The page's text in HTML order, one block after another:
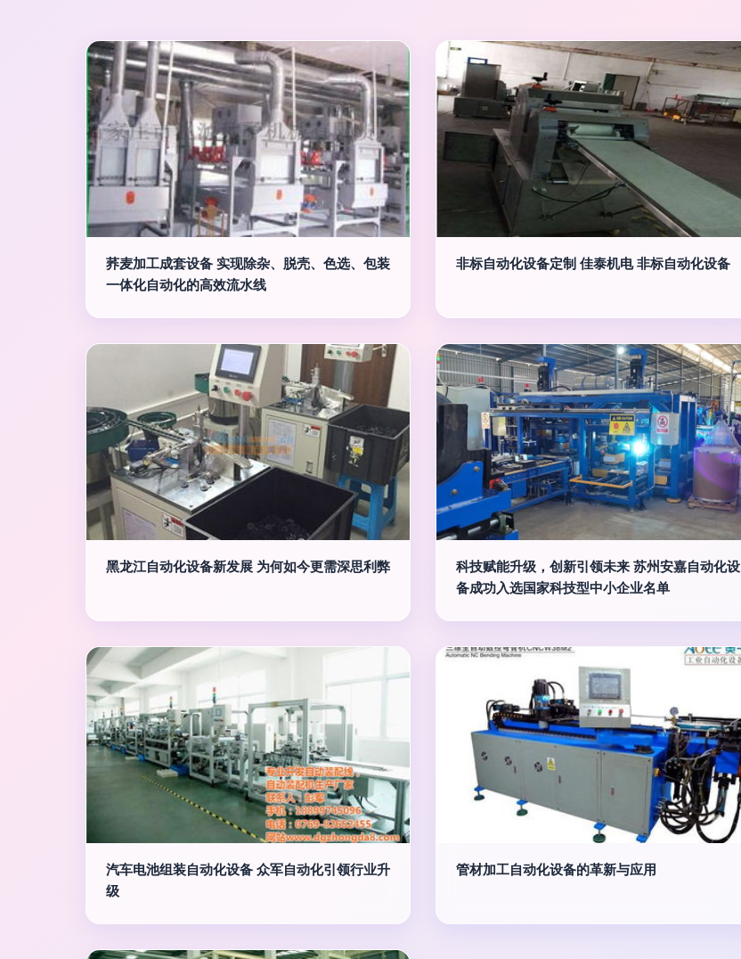
荞麦加工成套设备 实现除杂、脱壳、色选、包装
一体化自动化的高效流水线
非标自动化设备定制 佳泰机电 非标自动化设备
黑龙江自动化设备新发展 为何如今更需深思利弊
科技赋能升级，创新引领未来 苏州安嘉自动化设
备成功入选国家科技型中小企业名单
汽车电池组装自动化设备 众军自动化引领行业升
级
管材加工自动化设备的革新与应用